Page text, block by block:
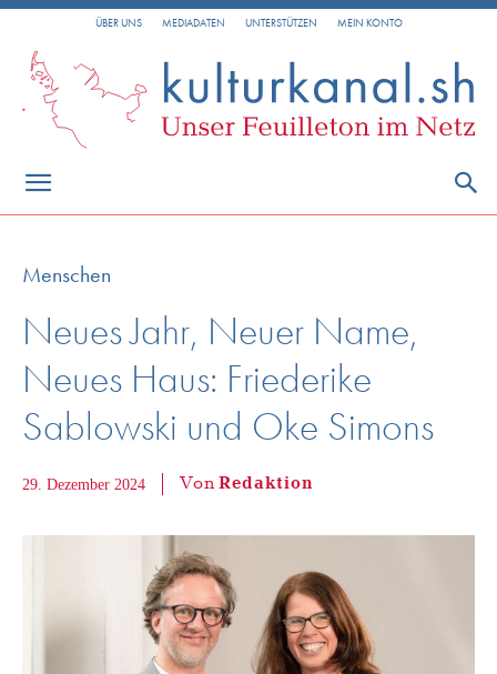
ÜBER UNS MEDIADATEN UNTERSTÜTZEN MEIN KONTO
Menschen
Neues Jahr, Neuer Name,
Neues Haus: Friederike
Sablowski und Oke Simons
29. Dezember 2024 VonRedaktion